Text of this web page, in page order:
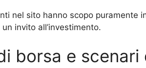
nel sito hanno scopo puramente
invito all’investimento.
borsa e